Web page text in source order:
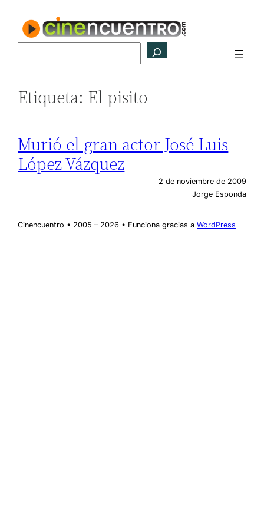
contenido
Etiqueta: El pisito
Murió el gran actor José Luis
López Vázquez
2 de noviembre de 2009
Jorge Esponda
Cinencuentro • 2005 – 2026 • Funciona gracias aWordPress